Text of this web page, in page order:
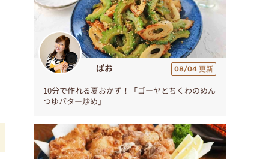
ぱお 08/04 更新
10分で作れる夏おかず！「ゴーヤとちくわのめん
つゆバター炒め」